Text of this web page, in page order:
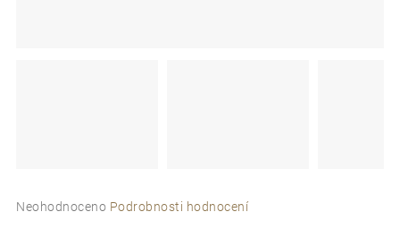
Průměrné
Neohodnoceno Podrobnosti hodnocení
í